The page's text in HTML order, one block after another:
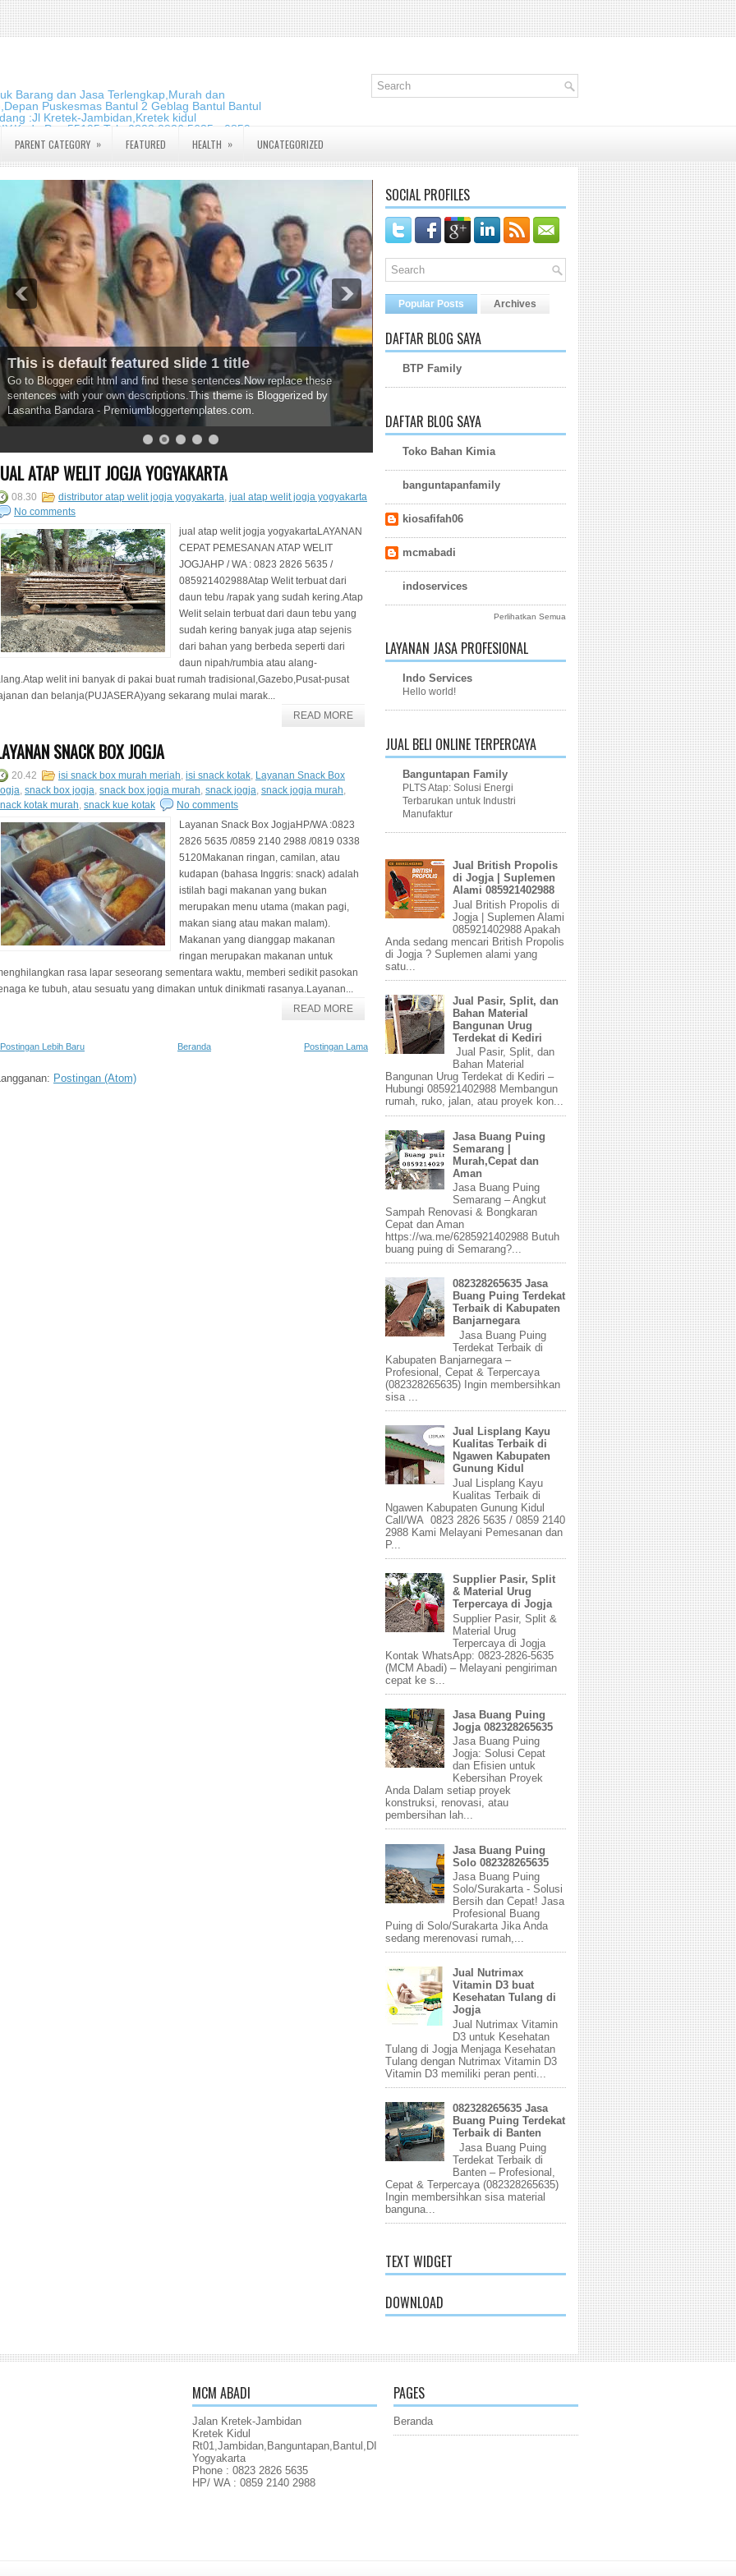
Barang dan Jasa Terlengkap,Murah dan
Puskesmas Bantul 2 Geblag Bantul Bantul
:Jl Kretek-Jambidan,Kretek kidul
Pos:55195 Telp:0823 2826 5635 - 0859
PARENT CATEGORY » FEATURED HEALTH » UNCATEGORIZED
This is default featured slide 2 title
Go to Blogger edit html and find these sentences.Now replace these
sentences with your own descriptions.This theme is Bloggerized by
Lasantha Bandara - Premiumbloggertemplates.com.
ATAP WELIT JOGJA YOGYAKARTA
08.30 distributor atap welit jogja yogyakarta, jual atap welit jogja yogyakarta
No comments
jual atap welit jogja yogyakartaLAYANAN
CEPAT PEMESANAN ATAP WELIT
JOGJAHP / WA : 0823 2826 5635 /
085921402988Atap Welit terbuat dari
daun tebu /rapak yang sudah kering.Atap
Welit selain terbuat dari daun tebu yang
sudah kering banyak juga atap sejenis
dari bahan yang berbeda seperti dari
daun nipah/rumbia atau alang-
welit ini banyak di pakai buat rumah tradisional,Gazebo,Pusat-pusat
dan belanja(PUJASERA)yang sekarang mulai marak...
READ MORE
SNACK BOX JOGJA
20.42 isi snack box murah meriah, isi snack kotak, Layanan Snack Box
, snack box jogja, snack box jogja murah, snack jogja, snack jogja murah,
kotak murah, snack kue kotak
No comments
Layanan Snack Box JogjaHP/WA :0823
2826 5635 /0859 2140 2988 /0819 0338
5120Makanan ringan, camilan, atau
kudapan (bahasa Inggris: snack) adalah
istilah bagi makanan yang bukan
merupakan menu utama (makan pagi,
makan siang atau makan malam).
Makanan yang dianggap makanan
ringan merupakan makanan untuk
rasa lapar seseorang sementara waktu, memberi sedikit pasokan
ke tubuh, atau sesuatu yang dimakan untuk dinikmati rasanya.Layanan...
READ MORE
Postingan Lebih Baru Postingan Lama
Beranda
Postingan (Atom)
SOCIAL PROFILES
Popular Posts Archives
DAFTAR BLOG SAYA
BTP Family
DAFTAR BLOG SAYA
Toko Bahan Kimia
banguntapanfamily
kiosafifah06
mcmabadi
indoservices
Perlihatkan Semua
LAYANAN JASA PROFESIONAL
Indo Services
Hello world!
JUAL BELI ONLINE TERPERCAYA
Banguntapan Family
PLTS Atap: Solusi Energi
Terbarukan untuk Industri
Manufaktur
Jual British Propolis
di Jogja | Suplemen
Alami 085921402988
Jual British Propolis di
Jogja | Suplemen Alami
085921402988 Apakah
Anda sedang mencari British Propolis
di Jogja ? Suplemen alami yang
satu...
Jual Pasir, Split, dan
Bahan Material
Bangunan Urug
Terdekat di Kediri
Jual Pasir, Split, dan
Bahan Material
Bangunan Urug Terdekat di Kediri –
Hubungi 085921402988 Membangun
rumah, ruko, jalan, atau proyek kon...
Jasa Buang Puing
Semarang |
Murah,Cepat dan
Aman
Jasa Buang Puing
Semarang – Angkut
Sampah Renovasi & Bongkaran
Cepat dan Aman
https://wa.me/6285921402988 Butuh
buang puing di Semarang?...
082328265635 Jasa
Buang Puing Terdekat
Terbaik di Kabupaten
Banjarnegara
Jasa Buang Puing
Terdekat Terbaik di
Kabupaten Banjarnegara –
Profesional, Cepat & Terpercaya
(082328265635) Ingin membersihkan
sisa ...
Jual Lisplang Kayu
Kualitas Terbaik di
Ngawen Kabupaten
Gunung Kidul
Jual Lisplang Kayu
Kualitas Terbaik di
Ngawen Kabupaten Gunung Kidul
Call/WA 0823 2826 5635 / 0859 2140
2988 Kami Melayani Pemesanan dan
P...
Supplier Pasir, Split
& Material Urug
Terpercaya di Jogja
Supplier Pasir, Split &
Material Urug
Terpercaya di Jogja
Kontak WhatsApp: 0823-2826-5635
(MCM Abadi) – Melayani pengiriman
cepat ke s...
Jasa Buang Puing
Jogja 082328265635
Jasa Buang Puing
Jogja: Solusi Cepat
dan Efisien untuk
Kebersihan Proyek
Anda Dalam setiap proyek
konstruksi, renovasi, atau
pembersihan lah...
Jasa Buang Puing
Solo 082328265635
Jasa Buang Puing
Solo/Surakarta - Solusi
Bersih dan Cepat! Jasa
Profesional Buang
Puing di Solo/Surakarta Jika Anda
sedang merenovasi rumah,...
Jual Nutrimax
Vitamin D3 buat
Kesehatan Tulang di
Jogja
Jual Nutrimax Vitamin
D3 untuk Kesehatan
Tulang di Jogja Menjaga Kesehatan
Tulang dengan Nutrimax Vitamin D3
Vitamin D3 memiliki peran penti...
082328265635 Jasa
Buang Puing Terdekat
Terbaik di Banten
Jasa Buang Puing
Terdekat Terbaik di
Banten – Profesional,
Cepat & Terpercaya (082328265635)
Ingin membersihkan sisa material
banguna...
TEXT WIDGET
DOWNLOAD
MCM ABADI
Jalan Kretek-Jambidan
Kretek Kidul
Rt01,Jambidan,Banguntapan,Bantul,DI
Yogyakarta
Phone : 0823 2826 5635
HP/ WA : 0859 2140 2988
PAGES
Beranda